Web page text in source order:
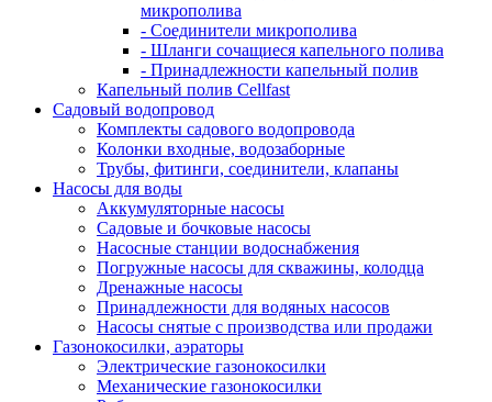
микрополива
- Соединители микрополива
- Шланги сочащиеся капельного полива
- Принадлежности капельный полив
Капельный полив Cellfast
Садовый водопровод
Комплекты садового водопровода
Колонки входные, водозаборные
Трубы, фитинги, соединители, клапаны
Насосы для воды
Аккумуляторные насосы
Садовые и бочковые насосы
Насосные станции водоснабжения
Погружные насосы для скважины, колодца
Дренажные насосы
Принадлежности для водяных насосов
Насосы снятые с производства или продажи
Газонокосилки, аэраторы
Электрические газонокосилки
Механические газонокосилки